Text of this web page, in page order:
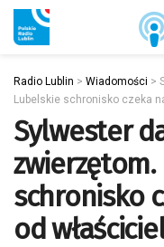
Radio Lublin > Wiadomości >
Lubelskie schronisko czeka
Sylwester
schronisko
od